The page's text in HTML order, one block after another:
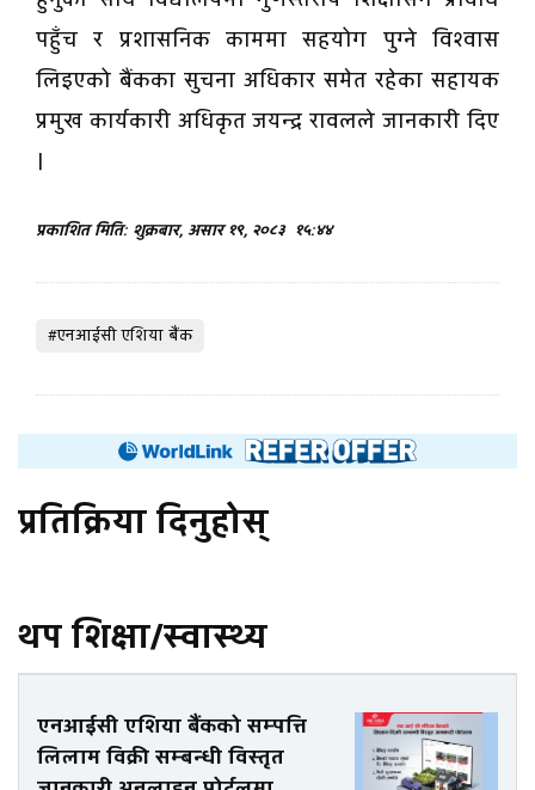
पहुँच र प्रशासनिक काममा सहयोग पुग्ने विश्वास
लिइएको बैंकका सुचना अधिकार समेत रहेका सहायक
प्रमुख कार्यकारी अधिकृत जयन्द्र रावलले जानकारी दिए
।
प्रकाशित मिति: शुक्रबार, असार १९, २०८३ १५:४४
#एनआईसी एशिया बैंक
प्रतिक्रिया दिनुहोस्
थप शिक्षा/स्वास्थ्य
एनआईसी एशिया बैंकको सम्पत्ति
लिलाम विक्री सम्बन्धी विस्तृत